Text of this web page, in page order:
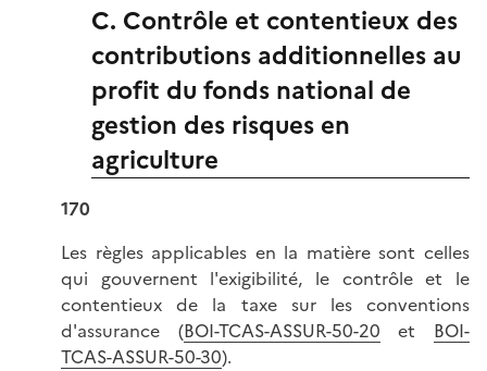
C. Contrôle et contentieux des
contributions additionnelles au
profit du fonds national de
gestion des risques en
agriculture
170
Les règles applicables en la matière sont celles
qui gouvernent l'exigibilité, le contrôle et le
contentieux de la taxe sur les conventions
d'assurance (BOI-TCAS-ASSUR-50-20 et BOI-
TCAS-ASSUR-50-30).